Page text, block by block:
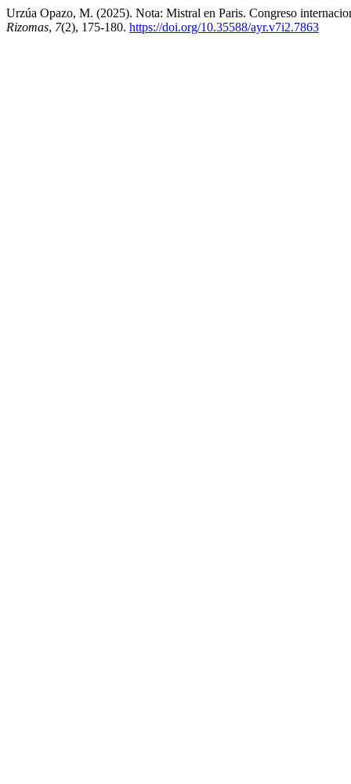
Urzúa Opazo, M. (2025). Nota: Mistral en Paris. Congreso
Rizomas, 7(2), 175-180. https://doi.org/10.35588/ayr.v7i2.7863